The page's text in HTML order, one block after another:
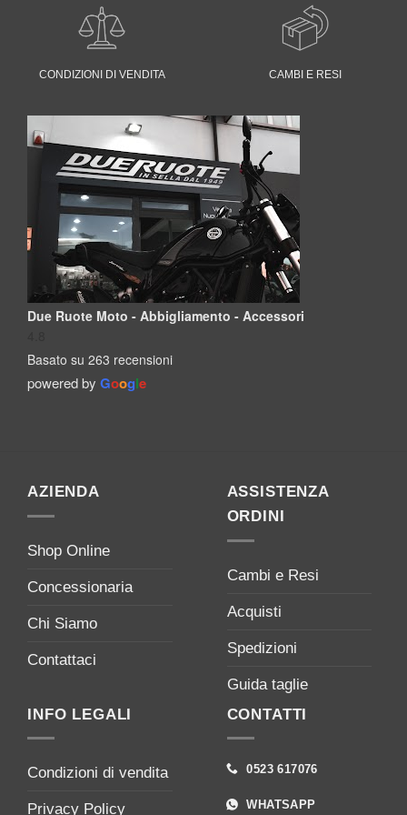
CONDIZIONI DI VENDITA CAMBI E RESI
Due Ruote Moto - Abbigliamento - Accessori
Basato su 263 recensioni
powered by Google
AZIENDA
Shop Online
Concessionaria
Chi Siamo
Contattaci
ASSISTENZA
ORDINI
Cambi e Resi
Acquisti
Spedizioni
Guida taglie
INFO LEGALI
Condizioni di vendita
Privacy Policy
CONTATTI
0523 617076
WHATSAPP